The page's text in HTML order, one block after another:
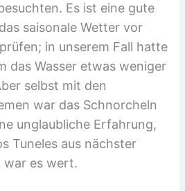
Es ist eine gute
saisonale Wetter vor
in unserem Fall hatte
das Wasser etwas weniger
selbst mit den
war das Schnorcheln
unglaubliche Erfahrung,
Tuneles aus nächster
war es wert.